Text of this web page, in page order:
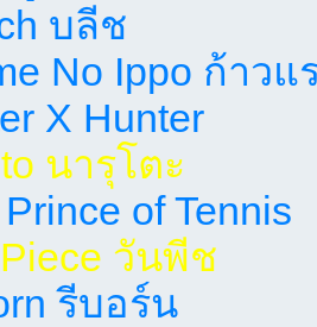
บลีช
No Ippo ก้าวแ
X Hunter
นารุโตะ
of Tennis
วันพีช
รีบอร์น